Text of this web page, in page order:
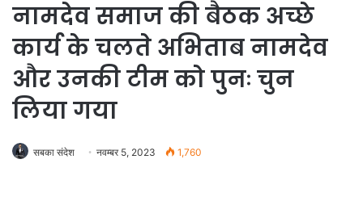
नामदेव समाज की बैठक अच्छे
कार्य के चलते अभिताब नामदेव
और उनकी टीम को पुनः चुन
लिया गया
सबका संदेश नवम्बर 5, 2023 1,760